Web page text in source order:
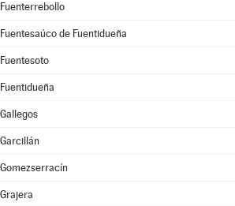
Fuenterrebollo
Fuentesaúco de Fuentidueña
Fuentesoto
Fuentidueña
Gallegos
Garcillán
Gomezserracín
Grajera